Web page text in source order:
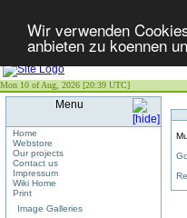
Wir verwenden
anbieten zu koennen
Mon 10 of Aug, 2026 [20:39 UTC]
Menu
Home
Webstore
Our projects
Contact us
Impressum
Wiki Home
Print
Image Galleries